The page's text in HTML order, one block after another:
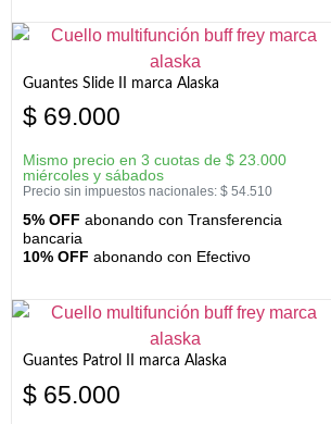
Guantes Slide II marca Alaska
$ 69.000
Mismo precio en 3 cuotas de $ 23.000
miércoles y sábados
Precio sin impuestos nacionales: $ 54.510
5% OFF abonando con Transferencia
bancaria
10% OFF abonando con Efectivo
Guantes Patrol II marca Alaska
$ 65.000